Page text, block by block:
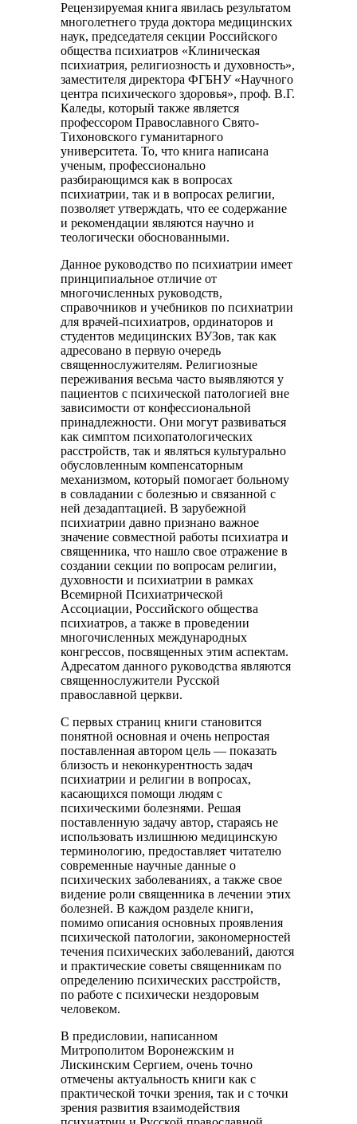
Рецензируемая книга явилась результатом
многолетнего труда доктора медицинских
наук, председателя секции Российского
общества психиатров «Клиническая
психиатрия, религиозность и духовность»,
заместителя директора ФГБНУ «Научного
центра психического здоровья», проф. В.Г.
Каледы, который также является
профессором Православного Свято-
Тихоновского гуманитарного
университета. То, что книга написана
ученым, профессионально
разбирающимся как в вопросах
психиатрии, так и в вопросах религии,
позволяет утверждать, что ее содержание
и рекомендации являются научно и
теологически обоснованными.
Данное руководство по психиатрии имеет
принципиальное отличие от
многочисленных руководств,
справочников и учебников по психиатрии
для врачей-психиатров, ординаторов и
студентов медицинских ВУЗов, так как
адресовано в первую очередь
священнослужителям. Религиозные
переживания весьма часто выявляются у
пациентов с психической патологией вне
зависимости от конфессиональной
принадлежности. Они могут развиваться
как симптом психопатологических
расстройств, так и являться культурально
обусловленным компенсаторным
механизмом, который помогает больному
в совладании с болезнью и связанной с
ней дезадаптацией. В зарубежной
психиатрии давно признано важное
значение совместной работы психиатра и
священника, что нашло свое отражение в
создании секции по вопросам религии,
духовности и психиатрии в рамках
Всемирной Психиатрической
Ассоциации, Российского общества
психиатров, а также в проведении
многочисленных международных
конгрессов, посвященных этим аспектам.
Адресатом данного руководства являются
священнослужители Русской
православной церкви.
С первых страниц книги становится
понятной основная и очень непростая
поставленная автором цель — показать
близость и неконкурентность задач
психиатрии и религии в вопросах,
касающихся помощи людям с
психическими болезнями. Решая
поставленную задачу автор, стараясь не
использовать излишнюю медицинскую
терминологию, предоставляет читателю
современные научные данные о
психических заболеваниях, а также свое
видение роли священника в лечении этих
болезней. В каждом разделе книги,
помимо описания основных проявления
психической патологии, закономерностей
течения психических заболеваний, даются
и практические советы священникам по
определению психических расстройств,
по работе с психически нездоровым
человеком.
В предисловии, написанном
Митрополитом Воронежским и
Лискинским Сергием, очень точно
отмечены актуальность книги как с
практической точки зрения, так и с точки
зрения развития взаимодействия